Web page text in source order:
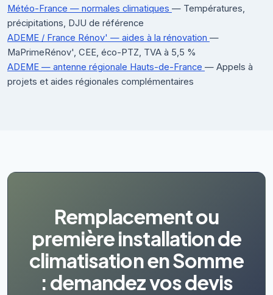
Météo-France — normales climatiques — Températures,
précipitations, DJU de référence
ADEME / France Rénov' — aides à la rénovation —
MaPrimeRénov', CEE, éco-PTZ, TVA à 5,5 %
ADEME — antenne régionale Hauts-de-France — Appels à
projets et aides régionales complémentaires
Remplacement ou
première installation de
climatisation en Somme
: demandez vos devis